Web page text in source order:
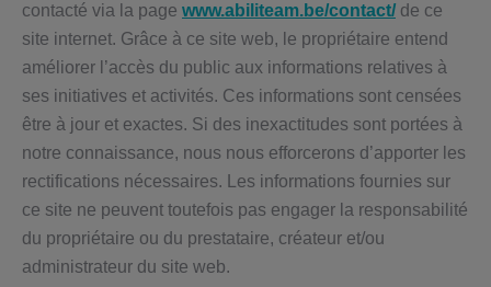
contacté via la page www.abiliteam.be/contact/de ce
site internet. Grâce à ce site web, le propriétaire entend
améliorer l’accès du public aux informations relatives à
ses initiatives et activités. Ces informations sont censées
être à jour et exactes. Si des inexactitudes sont portées à
notre connaissance, nous nous efforcerons d’apporter les
rectifications nécessaires. Les informations fournies sur
ce site ne peuvent toutefois pas engager la responsabilité
du propriétaire ou du prestataire, créateur et/ou
administrateur du site web.